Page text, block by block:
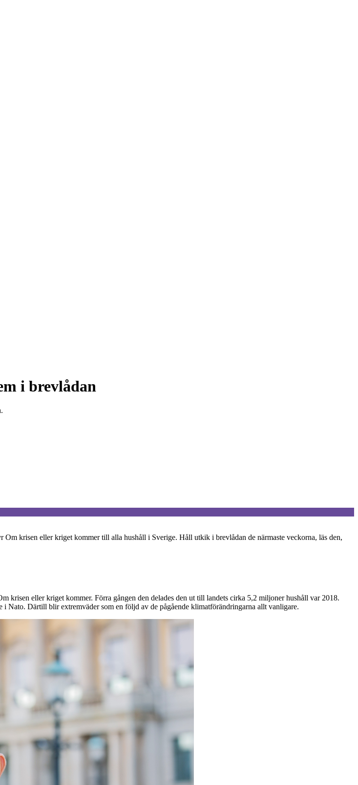
i brevlådan
krisen eller kriget kommer till alla hushåll i Sverige. Håll utkik i brevlådan de närmaste veckorna, läs den,
krisen eller kriget kommer. Förra gången den delades den ut till landets cirka 5,2 miljoner hushåll var 2018.
Nato. Därtill blir extremväder som en följd av de pågående klimatförändringarna allt vanligare.